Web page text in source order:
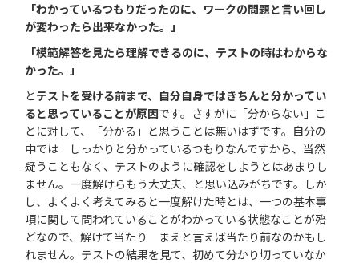
「わかっているつもりだったのに、ワークの問題と言い回し
が変わったら出来なかった。」
「模範解答を見たら理解できるのに、テストの時はわからな
かった。」
とテストを受ける前まで、自分自身ではきちんと分かってい
ると思っていることが原因です。さすがに「分からない」こ
とに対して、「分かる」と思うことは無いはずです。自分の
中では しっかりと分かっているつもりなんですから、当然
疑うこともなく、テストのように確認をしようとはあまりし
ません。一度解けらもう大丈夫、と思い込みがちです。しか
し、よくよく考えてみると一度解けた時とは、一つの基本事
項に関して問われていることがわかっている状態なことが殆
どなので、解けて当たり まえと言えば当たり前なのかもし
れません。テストの結果を見て、初めて分かり切っていなか